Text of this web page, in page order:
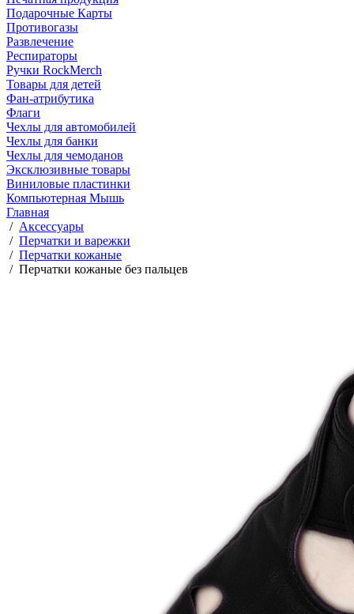
Подарочные Карты
Противогазы
Развлечение
Респираторы
Ручки RockMerch
Товары для детей
Фан-атрибутика
Флаги
Чехлы для автомобилей
Чехлы для банки
Чехлы для чемоданов
Эксклюзивные товары
Виниловые пластинки
Компьютерная Мышь
Главная
/ Аксессуары
/ Перчатки и варежки
/ Перчатки кожаные
/ Перчатки кожаные без пальцев